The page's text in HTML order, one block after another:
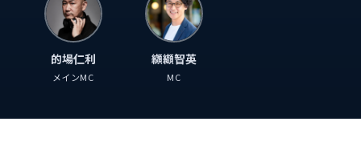
的場仁利
メインMC
纐纈智英
MC